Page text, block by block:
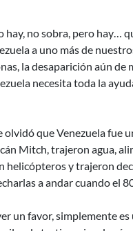
no sobra, pero hay…
a uno más de
la desaparición aún de
necesita toda la
olvidó que Venezuela fue
Mitch, trajeron agua,
helicópteros y trajeron
a andar cuando el
un favor, simplemente